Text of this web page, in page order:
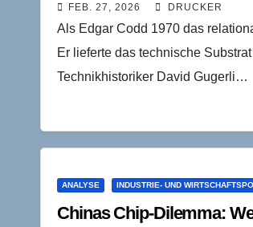
FEB. 27, 2026 DRUCKER
Als Edgar Codd 1970 das
Er lieferte das technische
Technikhistoriker David Gugerli…
ANALYSE INDUSTRIE- UND
Chinas Chip-Dilemma: